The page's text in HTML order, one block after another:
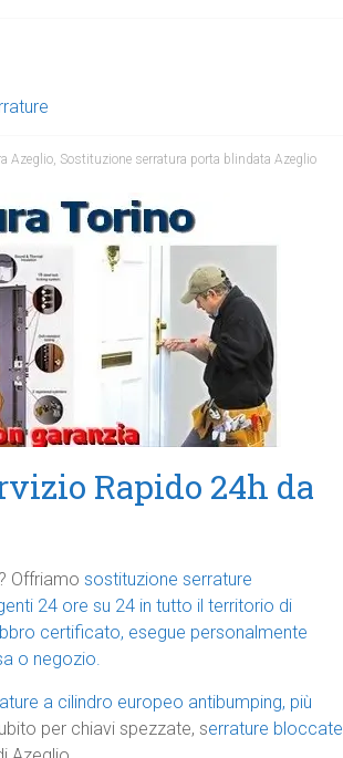
Azeglio, Sostituzione serratura porta blindata Azeglio
Rapido 24h da
? Offriamo sostituzione serrature
24 ore su 24 in tutto il territorio di
certificato, esegue personalmente
o negozio.
a cilindro europeo antibumping, più
per chiavi spezzate, serrature bloccate